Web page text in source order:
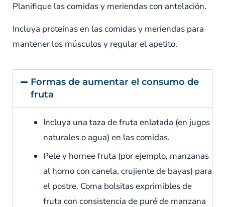
Planifique las comidas y meriendas con antelación.
Incluya proteínas en las comidas y meriendas para
mantener los músculos y regular el apetito.
Formas de aumentar el consumo de
fruta
Incluya una taza de fruta enlatada (en jugos
naturales o agua) en las comidas.
Pele y hornee fruta (por ejemplo, manzanas
al horno con canela, crujiente de bayas) para
el postre. Coma bolsitas exprimibles de
fruta con consistencia de puré de manzana